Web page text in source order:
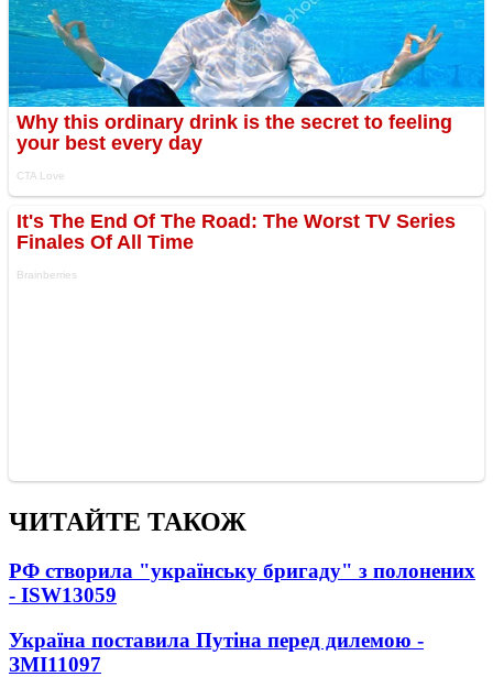
ЧИТАЙТЕ ТАКОЖ
РФ створила "українську бригаду" з полонених
- ISW13059
Україна поставила Путіна перед дилемою -
ЗМІ11097